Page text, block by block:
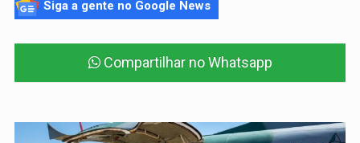
Siga a gente no Google News
Compartilhar no Whatsapp